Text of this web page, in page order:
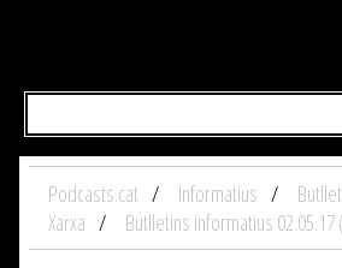
Podcasts.cat Informatius
Xarxa
Butlletins informatius 02.05.17